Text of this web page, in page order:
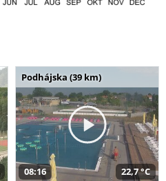
Podhájska (39 km)
08:16 22,7 °C